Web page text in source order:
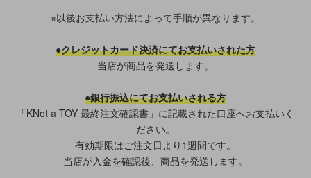
※以後お支払い方法によって手順が異なります。
●クレジットカード決済にてお支払いされた方
当店が商品を発送します。
●銀行振込にてお支払いされる方
「KNot a TOY 最終注文確認書」に記載された口座へお支払いく
ださい。
有効期限はご注文日より1週間です。
当店が入金を確認後、商品を発送します。